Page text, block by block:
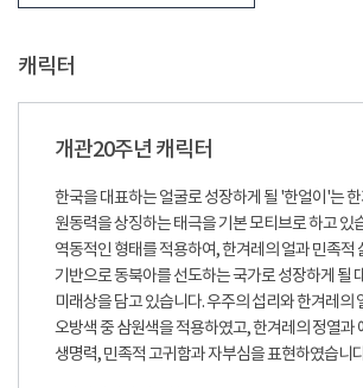
캐릭터
개관20주년 캐릭터
한국을 대표하는 얼굴로 성장하게 될 '한얼이'는
원동력을 상징하는 태극을 기본 모티브로 하고 있
역동적인 형태를 적용하여, 한겨레의 얼과 민족적
기반으로 동북아를 선도하는 국가로 성장하게 될
미래상을 담고 있습니다. 우주의 섭리와 한겨레의
오방색 중 삼원색을 적용하였고, 한겨레의 정열과
생명력, 민족적 고귀함과 자부심을 표현하였습니